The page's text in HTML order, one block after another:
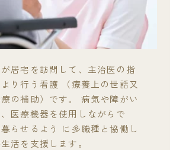
居宅を訪問して、主治医の指
り行う看護 （療養上の世話又
の補助）です。 病気や障がい
医療機器を使用しながらで
らせるよう に多職種と協働し
活を支援します。